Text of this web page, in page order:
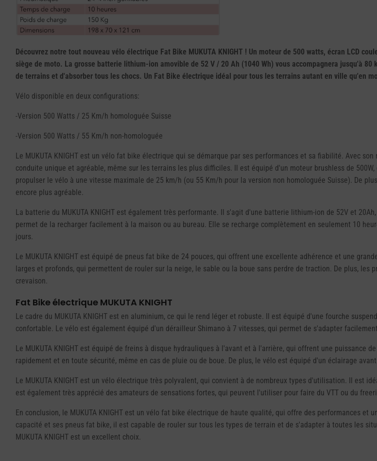
Découvrez notre tout nouveau vélo électrique Fat Bike MUKUTA KNIGHT ! Un moteur de 500 watts, écran LCD
siège de moto. La grosse batterie lithium-ion amovible de 52 V / 20 Ah (1040 Wh) vous accompagnera jusqu'à
de terrains et d'absorber tous les chocs. Un Fat Bike électrique idéal pour tous les terrains autant en ville qu'en
Vélo disponible en deux configurations:
-Version 500 Watts / 25 Km/h homologuée Suisse
-Version 500 Watts / 55 Km/h non-homologuée
Le MUKUTA KNIGHT est un vélo fat bike électrique qui se démarque par ses performances et sa fiabilité. Avec
conduite unique et agréable, même sur les terrains les plus difficiles. Il est équipé d'un moteur brushless de
propulser le vélo à une vitesse maximale de 25 km/h (ou 55 Km/h pour la version non homologuée Suisse). De
encore plus agréable.
La batterie du MUKUTA KNIGHT est également très performante. Il s'agit d'une batterie lithium-ion de 52V et
permet de la recharger facilement à la maison ou au bureau. Elle se recharge complètement en seulement 10
jours.
Le MUKUTA KNIGHT est équipé de pneus fat bike de 24 pouces, qui offrent une excellente adhérence et une
larges et profonds, qui permettent de rouler sur la neige, le sable ou la boue sans perdre de traction. De plus,
crevaison.
Fat Bike électrique MUKUTA KNIGHT
Le cadre du MUKUTA KNIGHT est en aluminium, ce qui le rend léger et robuste. Il est équipé d'une fourche
confortable. Le vélo est également équipé d'un dérailleur Shimano à 7 vitesses, qui permet de s'adapter
Le MUKUTA KNIGHT est équipé de freins à disque hydrauliques à l'avant et à l'arrière, qui offrent une
rapidement et en toute sécurité, même en cas de pluie ou de boue. De plus, le vélo est équipé d'un éclairage
Le MUKUTA KNIGHT est un vélo électrique très polyvalent, qui convient à de nombreux types d'utilisation. Il est
est également très apprécié des amateurs de sensations fortes, qui peuvent l'utiliser pour faire du VTT ou du
En conclusion, le MUKUTA KNIGHT est un vélo fat bike électrique de haute qualité, qui offre des performances
capacité et ses pneus fat bike, il est capable de rouler sur tous les types de terrain et de s'adapter à toutes les
MUKUTA KNIGHT est un excellent choix.